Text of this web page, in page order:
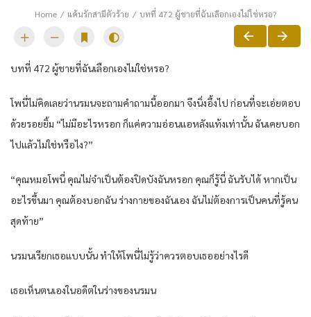
Home แค้นรักสามีตัวร้าย บทที่ 472 ผู้ชายที่ฉันเลือกเองไม่ใช่หรอ?
บทที่ 472 ผู้ชายที่ฉันเลือกเองไม่ใช่หรอ?
โพนี่ไม่คิดเลยว่านรมนจะถามคำถามนี้ออกมา จึงนิ่งอึ้งไป ก่อนที่จะเอ่ยตอบ
ด้วยรอยยิ้ม “ไม่มีอะไรหรอก ก็แค่ความอ่อนแอหลังแท้งเท่านั้น ฉันเคยบอก
ไปแล้วไม่ใช่หรือไง?”
“คุณหมอโพนี่ คุณไม่จำเป็นต้องปิดบังฉันหรอก คุณก็รู้นี่ ฉันรับได้ หากเป็น
อะไรขึ้นมา คุณต้องบอกฉัน ร่างกายของฉันเอง ฉันไม่ต้องการเป็นคนที่รู้คน
สุดท้าย”
นรมนเรียกเธอแบบนั้น ทำให้โพนี่ไม่รู้ว่าควรตอบเธออย่างไรดี
เธอเห็นตนเองในอดีตในร่างของนรมน